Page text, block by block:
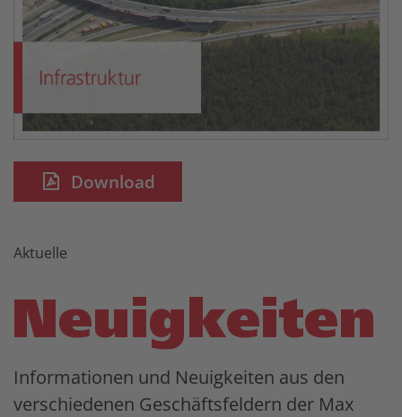
Download
Aktuelle
Neuigkeiten
Informationen und Neuigkeiten aus den
verschiedenen Geschäftsfeldern der Max